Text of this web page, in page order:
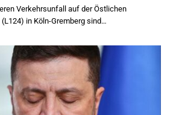
Verkehrsunfall auf der Östlichen
in Köln-Gremberg sind…